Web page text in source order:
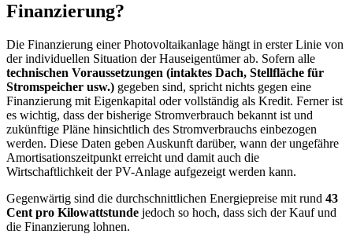
Finanzierung?
Die Finanzierung einer Photovoltaikanlage hängt in erster Linie von
der individuellen Situation der Hauseigentümer ab. Sofern alle
technischen Voraussetzungen (intaktes Dach, Stellfläche für
Stromspeicher usw.) gegeben sind, spricht nichts gegen eine
Finanzierung mit Eigenkapital oder vollständig als Kredit. Ferner ist
es wichtig, dass der bisherige Stromverbrauch bekannt ist und
zukünftige Pläne hinsichtlich des Stromverbrauchs einbezogen
werden. Diese Daten geben Auskunft darüber, wann der ungefähre
Amortisationszeitpunkt erreicht und damit auch die
Wirtschaftlichkeit der PV-Anlage aufgezeigt werden kann.
Gegenwärtig sind die durchschnittlichen Energiepreise mit rund 43
Cent pro Kilowattstunde jedoch so hoch, dass sich der Kauf und
die Finanzierung lohnen.